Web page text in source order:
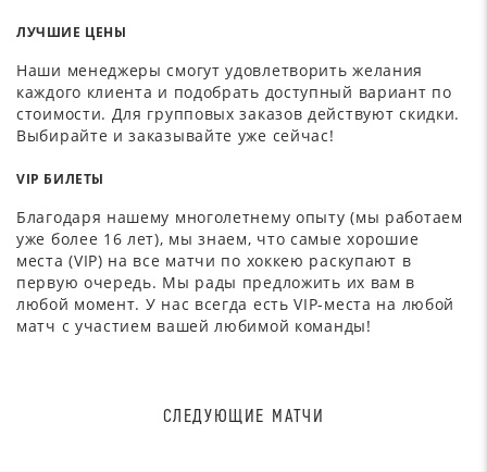
ЛУЧШИЕ ЦЕНЫ
Наши менеджеры смогут удовлетворить желания
каждого клиента и подобрать доступный вариант по
стоимости. Для групповых заказов действуют скидки.
Выбирайте и заказывайте уже сейчас!
VIP БИЛЕТЫ
Благодаря нашему многолетнему опыту (мы работаем
уже более 16 лет), мы знаем, что самые хорошие
места (VIP) на все матчи по хоккею раскупают в
первую очередь. Мы рады предложить их вам в
любой момент. У нас всегда есть VIP-места на любой
матч с участием вашей любимой команды!
СЛЕДУЮЩИЕ МАТЧИ